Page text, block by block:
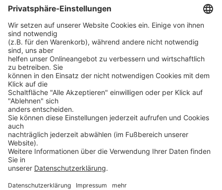
Vertrauenswürdige Entität, die digitale Zertifikate
Registrierungsstelle (RA, Registration Authority)
Prüft die Identität von Antragstellern, bevor die CA
ein Zertifikat ausstellt.
Zertifikate
öffentlichen Schlüssel einer Person, Organisation
oder Website mit deren Identität verknüpfen.
Öffentliche und private Schlüssel
kryptographisches Schlüsselpaar, das für
Verschlüsselung, Entschlüsselung und digitale
Signaturen verwendet wird.
Anwendungsbereiche:
Sicherer Datenaustausch (z. B. HTTPS bei